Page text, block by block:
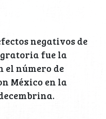
negativos de
fue la
el número de
México en la